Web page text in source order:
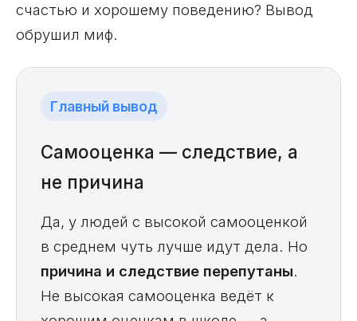
счастью и хорошему поведению? Вывод
обрушил миф.
Главный вывод
Самооценка — следствие, а
не причина
Да, у людей с высокой самооценкой
в среднем чуть лучше идут дела. Но
причина и следствие перепутаны.
Не высокая самооценка ведёт к